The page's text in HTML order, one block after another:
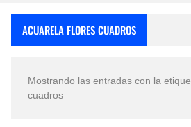
San Valentín Dibujos a Lápiz
ACUARELA FLORES CUADROS
Mostrando las entradas con la
cuadros